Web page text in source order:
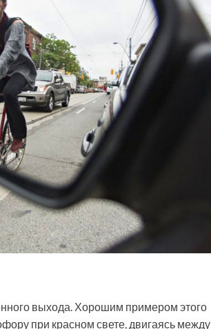
выхода. Хорошим примером этого
при красном свете, двигаясь между